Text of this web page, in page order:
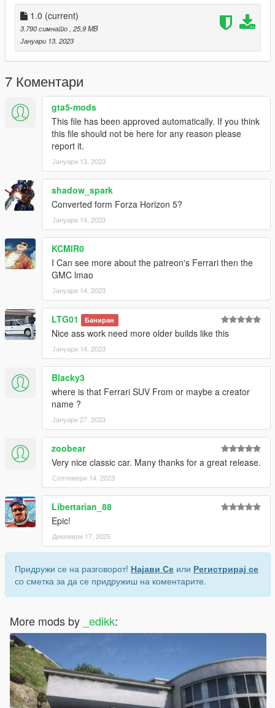
1.0 (current)
3.790 симнато , 25,9 MB
Јануари 13, 2023
7 Коментари
gta5-mods
This file has been approved automatically. If you think
this file should not be here for any reason please
report it.
Јануари 13, 2023
shadow_spark
Converted form Forza Horizon 5?
Јануари 14, 2023
KCMIR0
I Can see more about the patreon's Ferrari then the
GMC lmao
Јануари 14, 2023
LTG01 Баниран
Nice ass work need more older builds like this
Јануари 14, 2023
Blacky3
where is that Ferrari SUV From or maybe a creator
name ?
Јануари 27, 2023
zoobear
Very nice classic car. Many thanks for a great release.
Септември 14, 2023
Libertarian_88
Epic!
Декември 17, 2025
Придружи се на разговорот! Најави Се или Регистрирај се
со сметка за да се придружиш на коментарите.
More mods by _edikk: